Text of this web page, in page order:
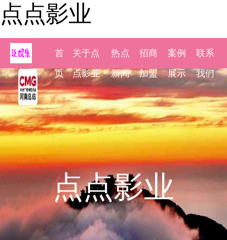
点点影业
首
页
关于点
点影业
热点
新闻
招商
加盟
案例
展示
联系
我们
点点影业